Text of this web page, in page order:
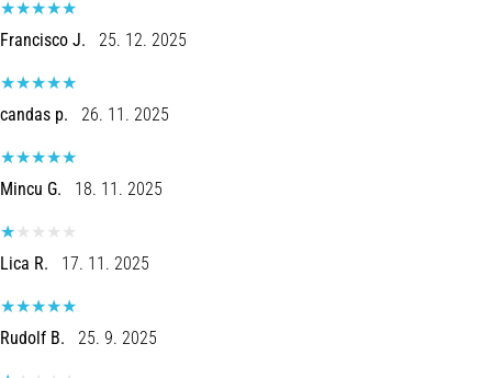
Causes,
and
you
experiencing
heel
or
after
running?
One
Francisco J. 25. 12. 2025
candas p. 26. 11. 2025
Mincu G. 18. 11. 2025
Lica R. 17. 11. 2025
Rudolf B. 25. 9. 2025